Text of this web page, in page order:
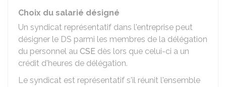
Choix du salarié désigné
Un syndicat représentatif dans l'entreprise peut
désigner le DS parmi les membres de la délégation
du personnel au CSE dès lors que celui-ci a un
crédit d'heures de délégation.
Le syndicat est représentatif s'il réunit l'ensemble